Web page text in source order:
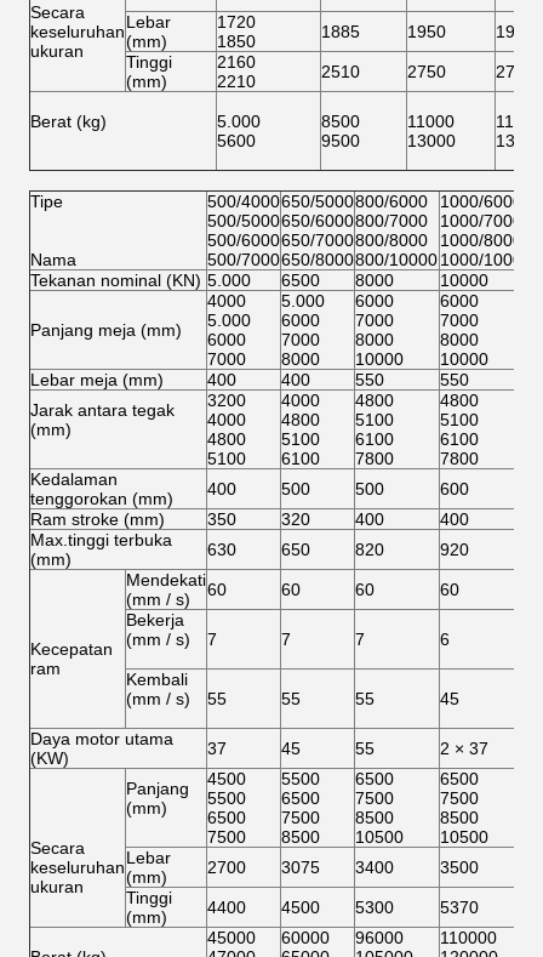
Berat (kg)
5.000
5600
8500
9500
11000
13000
11500
13500
Tipe
500/4000
500/6000
500/7000
650/5000
650/7000
650/8000
800/6000
800/8000
800/10000
1000/6000
1000/8000
1000/10000
Tekanan nominal (KN) 5.000 6500 8000 10000
4000
5.000
6000
7000
5.000
6000
7000
8000
6000
7000
8000
10000
6000
7000
8000
10000
Lebar meja (mm)
400 400 550 550
3200
4000
4800
5100
4000
4800
5100
6100
4800
5100
6100
7800
4800
5100
6100
7800
Kedalaman
tenggorokan (mm)
400 500 500 600
Ram stroke (mm)
350 320 400 400
Max.tinggi terbuka
630 650 820 920
Kecepatan
ram
Mendekati
(mm / s)
60 60 60 60
Bekerja
(mm / s)
7 7 7 6
Kembali
(mm / s)
55 55 55 45
Daya motor utama
(KW)
37 45 55 2 × 37
Secara
keseluruhan
Panjang
(mm)
4500
6500
7500
5500
7500
8500
6500
8500
10500
6500
8500
10500
Lebar
(mm)
2700 3075 3400 3500
Tinggi
(mm)
4400 4500 5300 5370
Berat (kg)
45000
47000
56000
62000
60000
65000
70000
76000
96000
105000
116000
130000
110000
120000
136000
165000
Tags: